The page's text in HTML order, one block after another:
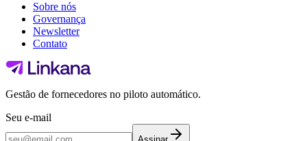
Sobre nós
Governança
Newsletter
Contato
Gestão de fornecedores no piloto automático.
Seu e-mail